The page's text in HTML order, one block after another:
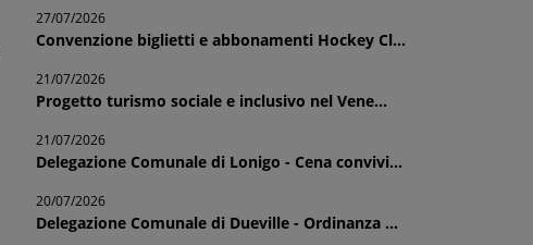
27/07/2026
Convenzione biglietti e abbonamenti Hockey Cl...
21/07/2026
Progetto turismo sociale e inclusivo nel Vene...
21/07/2026
Delegazione Comunale di Lonigo - Cena convivi...
20/07/2026
Delegazione Comunale di Dueville - Ordinanza ...